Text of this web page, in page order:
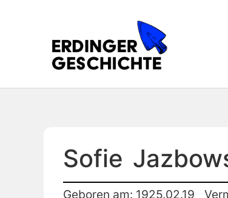
Sofie
Geboren am: 1925.02.19